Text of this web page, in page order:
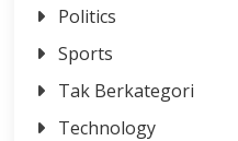
Politics
Sports
Tak Berkategori
Technology